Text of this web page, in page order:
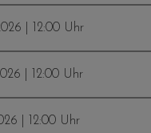
| 12:00 Uhr
| 12:00 Uhr
| 12:00 Uhr